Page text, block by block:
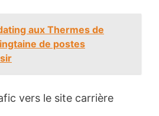
aux Thermes de
de postes
vers le site carrière